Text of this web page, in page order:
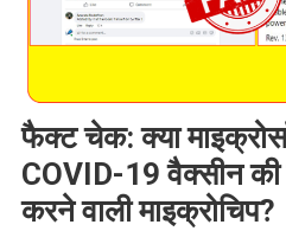
फैक्ट चेक: क्या
COVID-19 वैक्सीन की
करने वाली माइक्रोचिप?